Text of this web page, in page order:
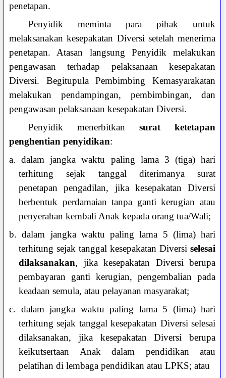
penetapan.
Penyidik meminta para pihak untuk
melaksanakan kesepakatan Diversi setelah menerima
penetapan. Atasan langsung Penyidik melakukan
pengawasan terhadap pelaksanaan kesepakatan
Diversi. Begitupula Pembimbing Kemasyarakatan
melakukan pendampingan, pembimbingan, dan
pengawasan pelaksanaan kesepakatan Diversi.
Penyidik menerbitkan surat ketetapan
penghentian penyidikan:
a. dalam jangka waktu paling lama 3 (tiga) hari
terhitung sejak tanggal diterimanya surat
penetapan pengadilan, jika kesepakatan Diversi
berbentuk perdamaian tanpa ganti kerugian atau
penyerahan kembali Anak kepada orang tua/Wali;
b. dalam jangka waktu paling lama 5 (lima) hari
terhitung sejak tanggal kesepakatan Diversi selesai
dilaksanakan, jika kesepakatan Diversi berupa
pembayaran ganti kerugian, pengembalian pada
keadaan semula, atau pelayanan masyarakat;
c. dalam jangka waktu paling lama 5 (lima) hari
terhitung sejak tanggal kesepakatan Diversi selesai
dilaksanakan, jika kesepakatan Diversi berupa
keikutsertaan Anak dalam pendidikan atau
pelatihan di lembaga pendidikan atau LPKS; atau